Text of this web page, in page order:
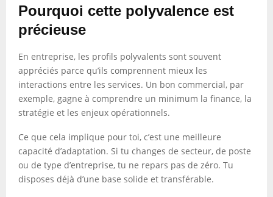
Pourquoi cette polyvalence est
précieuse
En entreprise, les profils polyvalents sont souvent
appréciés parce qu’ils comprennent mieux les
interactions entre les services. Un bon commercial, par
exemple, gagne à comprendre un minimum la finance, la
stratégie et les enjeux opérationnels.
Ce que cela implique pour toi, c’est une meilleure
capacité d’adaptation. Si tu changes de secteur, de poste
ou de type d’entreprise, tu ne repars pas de zéro. Tu
disposes déjà d’une base solide et transférable.